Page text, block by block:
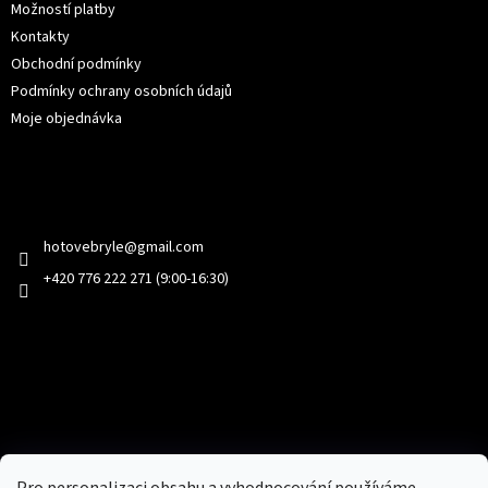
Možností platby
Kontakty
Obchodní podmínky
Podmínky ochrany osobních údajů
Moje objednávka
hotovebryle@gmail.com
+420 776 222 271 (9:00-16:30)